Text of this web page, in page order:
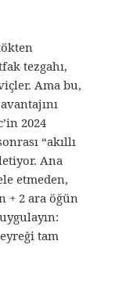
tezgahı,
Ama bu,
2024
“akıllı
Ana
etmeden,
+ 2 ara öğün
tam